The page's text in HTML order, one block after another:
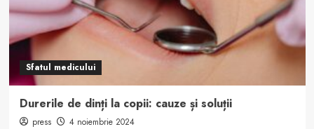
Sfatul medicului
Durerile de dinți la copii: cauze și soluții
press 4 noiembrie 2024